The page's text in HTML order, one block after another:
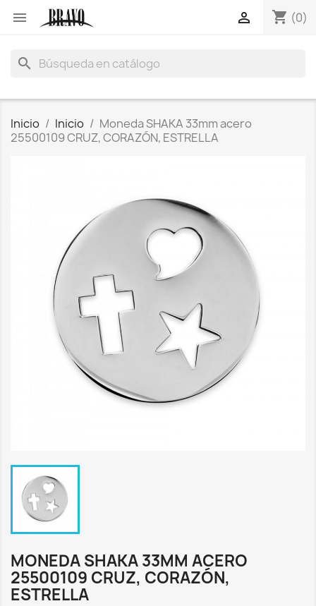
 shopping_cart (0)

search
Inicio Inicio
Moneda SHAKA 33mm acero
25500109 CRUZ, CORAZÓN, ESTRELLA
MONEDA SHAKA 33MM ACERO
25500109 CRUZ, CORAZÓN,
ESTRELLA